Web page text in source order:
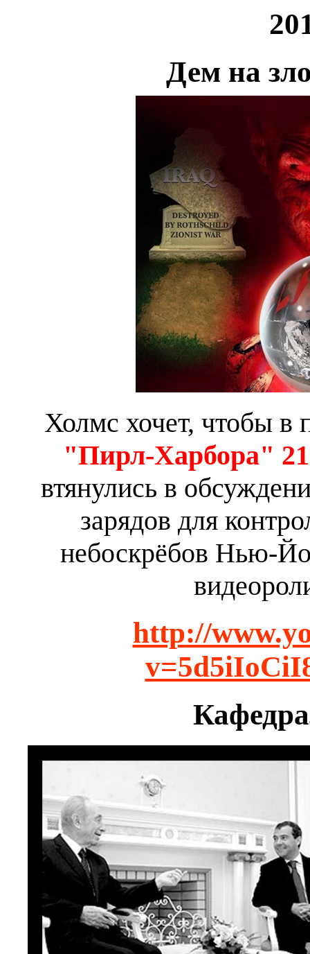
Дем на
Холмс хочет, чтобы в
"Пирл-Харбора"
втянулись в
зарядов для
небоскрёбов Нью-
http://